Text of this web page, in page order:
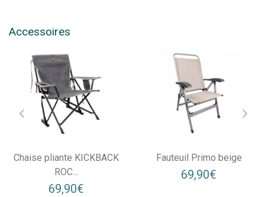
Accessoires
Chaise pliante KICKBACK
ROC...
69,90€
Fauteuil Primo beige
69,90€